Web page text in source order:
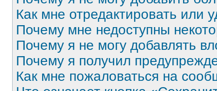
Как мне отредактировать или
Почему мне недоступны
Почему я не могу добавлять
Почему я получил
Как мне пожаловаться на